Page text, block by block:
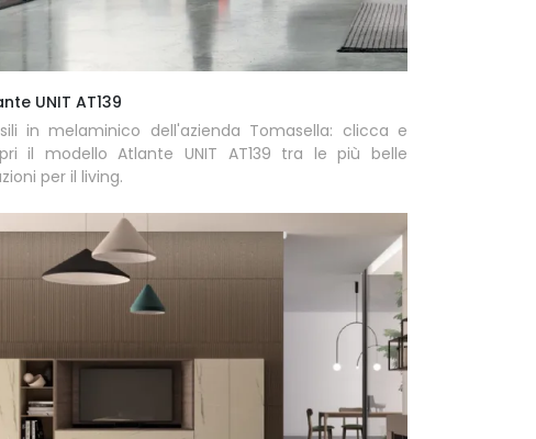
UNIT AT139
in melaminico dell'azienda Tomasella: clicca e
il modello Atlante UNIT AT139 tra le più belle
per il living.